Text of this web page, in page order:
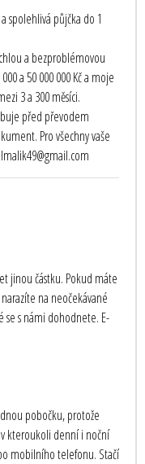
spolehlivá půjčka do 1
a bezproblémovou
a 50 000 000 Kč a moje
3 a 300 měsíci.
před převodem
Pro všechny vaše
jinou částku. Pokud máte
na neočekávané
se s námi dohodnete. E-
pobočku, protože
kteroukoli denní i noční
mobilního telefonu. Stačí